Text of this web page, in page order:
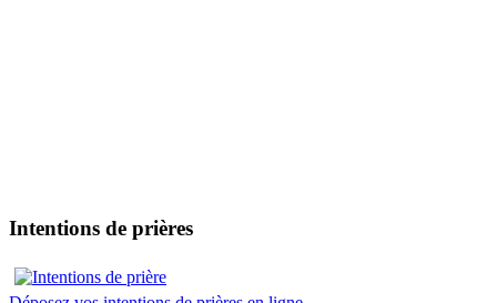
Intentions de prières